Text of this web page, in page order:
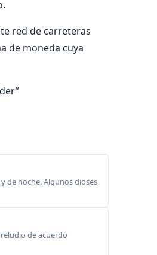
red de carreteras
de moneda cuya
de noche. Algunos dioses
de acuerdo